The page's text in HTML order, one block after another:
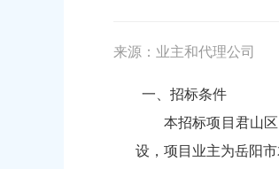
来源：业主和代理公司
一、招标条件
本招标项目君山
设，项目业主为岳阳